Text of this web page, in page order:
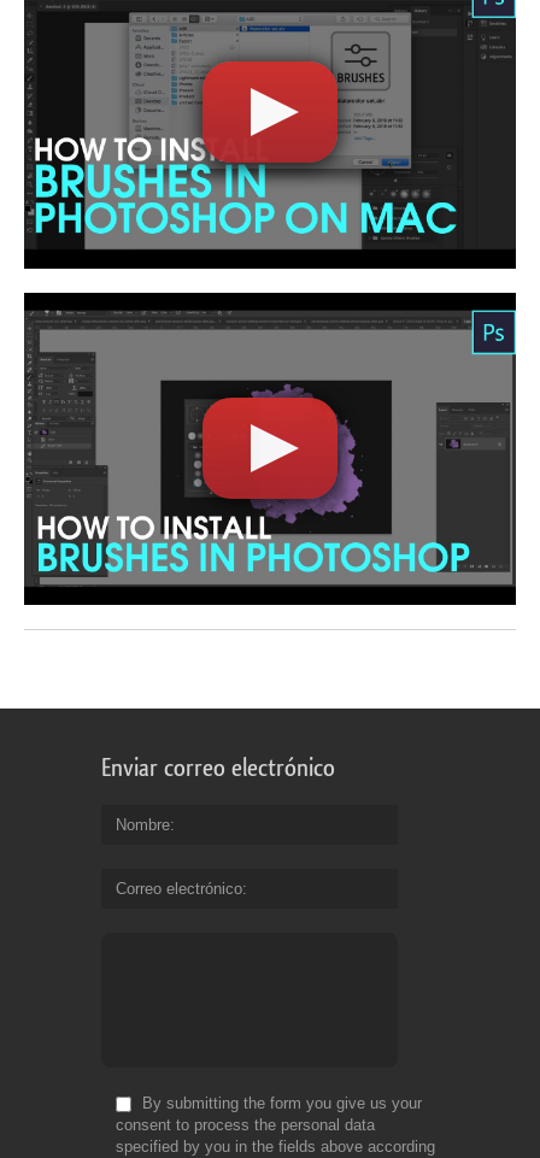
Enviar correo electrónico
Nombre
Correo electrónico
By submitting the form you give us your
consent to process the personal data
specified by you in the fields above according